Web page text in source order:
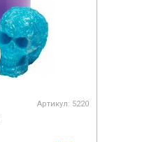
Артикул: 5220